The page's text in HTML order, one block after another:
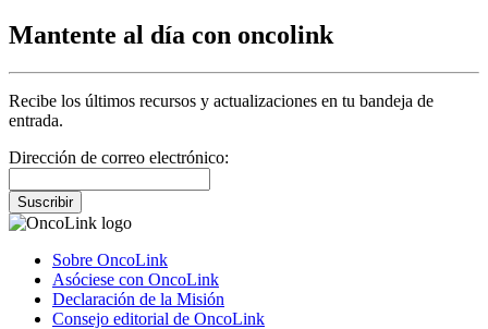
Mantente al día con oncolink
Recibe los últimos recursos y actualizaciones en tu bandeja de
entrada.
Dirección de correo electrónico:
Suscribir
Sobre OncoLink
Asóciese con OncoLink
Declaración de la Misión
Consejo editorial de OncoLink